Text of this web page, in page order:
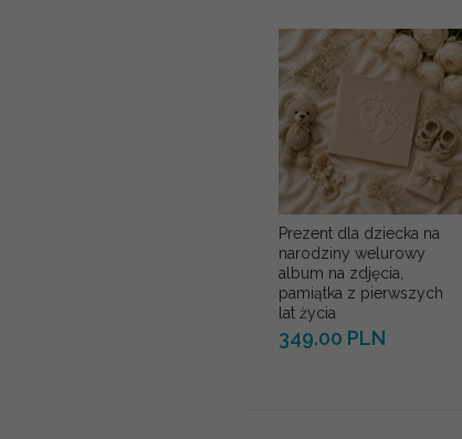
Prezent dla dziecka na
narodziny welurowy
album na zdjęcia,
pamiątka z pierwszych
lat życia
349.00 PLN